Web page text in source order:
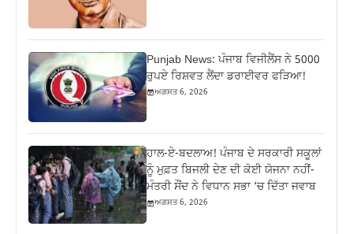
Punjab News: ਪੰਜਾਬ ਵਿਜੀਲੈਂਸ ਨੇ 5000
ਰੁਪਏ ਰਿਸ਼ਵਤ ਲੈਂਦਾ ਡਰਾਈਵਰ ਫੜਿਆ!
ਅਗਸਤ 6, 2026
ਹਾਲ-ਏ-ਬਦਲਾਅ! ਪੰਜਾਬ ਦੇ ਸਰਕਾਰੀ ਸਕੂਲਾਂ
ਨੂੰ ਮੁਫ਼ਤ ਬਿਜਲੀ ਦੇਣ ਦੀ ਕੋਈ ਯੋਜਨਾ ਨਹੀਂ-
ਮੰਤਰੀ ਸੌਂਦ ਨੇ ਵਿਧਾਨ ਸਭਾ ‘ਚ ਦਿੱਤਾ ਜਵਾਬ
ਅਗਸਤ 6, 2026